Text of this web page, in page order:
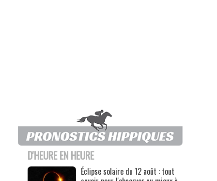
D'HEURE EN HEURE
Éclipse solaire du 12 août : tout